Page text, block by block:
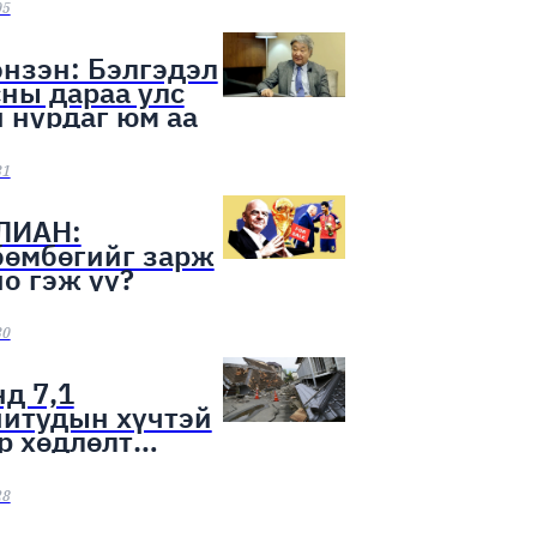
Бэлгэдэл
дараа улс
нурдаг юм аа
зарж
гэж үү?
7,1
хүчтэй
хөдлөлт